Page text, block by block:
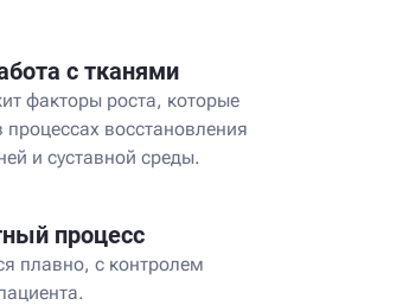
с тканями
факторы роста, которые
процессах восстановления
и суставной среды.
процесс
плавно, с контролем